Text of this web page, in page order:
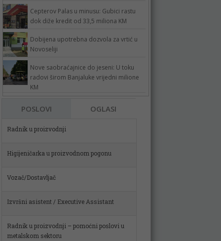
Cepterov Palas u minusu: Gubici rastu
dok diže kredit od 33,5 miliona KM
Dobijena upotrebna dozvola za vrtić u
Novoseliji
Nove saobraćajnice do jeseni: U toku
radovi širom Banjaluke vrijedni milione
KM
POSLOVI OGLASI
Higijeničarka u proizvodnom pogonu
Vozač/Dostavljač
Izvršni asistent / Executive Assistant
Radnik u proizvodnji – pomoćni poslovi u
Spremačica